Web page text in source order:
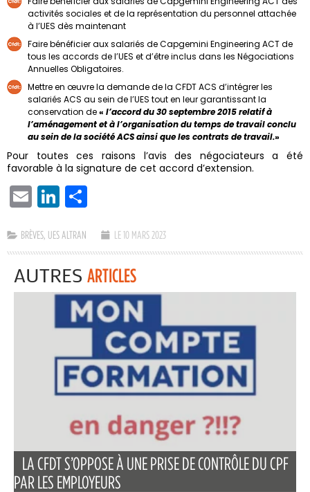
activités sociales et de la représentation du personnel attachée
à l’UES dès maintenant
Faire bénéficier aux salariés de Capgemini Engineering ACT de
tous les accords de l’UES et d’être inclus dans les Négociations
Annuelles Obligatoires.
Mettre en œuvre la demande de la CFDT ACS d’intégrer les
salariés ACS au sein de l’UES tout en leur garantissant la
conservation de« l’accord du 30 septembre 2015 relatif à
l’aménagement et à l’organisation du temps de travail conclu
au sein de la société ACS ainsi que les contrats de travail.»
Pour toutes ces raisons l’avis des négociateurs a été
favorable à la signature de cet accord d’extension.
EMAIL LINKEDIN
BRÈVES, UES ALTRAN LE 10 MARS 2023
AUTRES ARTICLES
LA CFDT S’OPPOSE À UNE PRISE DE CONTRÔLE DU CPF
PAR LES EMPLOYEURS